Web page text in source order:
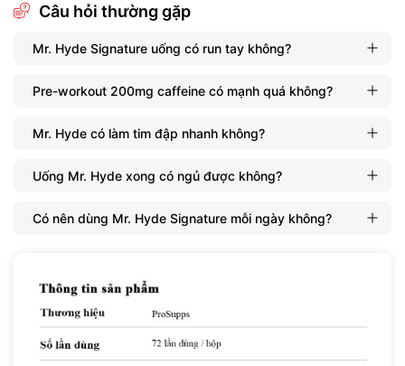
Mr. Hyde Signaturelà pre-workout của ProSupps – thương hiệu
Mỹ chuyên biệt về hiệu suất tập luyện – được xây dựng trên 7
thành phần hỗ trợ hiệu suất tập đỉnh cao. Mỗi scoop cung cấp
200mg caffeine anhydrous kết hợp creatine monohydrate,
Câu hỏi thường gặp
Mr. Hyde Signature uống có run tay không?
Pre-workout 200mg caffeine có mạnh quá không?
Mr. Hyde có làm tim đập nhanh không?
Uống Mr. Hyde xong có ngủ được không?
Có nên dùng Mr. Hyde Signature mỗi ngày không?